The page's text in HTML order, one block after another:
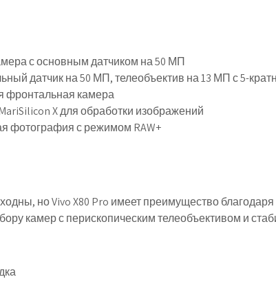
с основным датчиком на 50 МП
датчик на 50 МП, телеобъектив на 13 МП с 5-
фронтальная камера
X для обработки изображений
фотография с режимом RAW+
но Vivo X80 Pro имеет преимущество
камер с перископическим телеобъективом и